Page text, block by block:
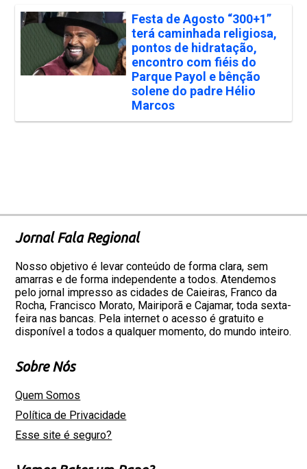
Festa de Agosto “300+1”
terá caminhada religiosa,
pontos de hidratação,
encontro com fiéis do
Parque Payol e bênção
solene do padre Hélio
Marcos
Jornal Fala Regional
Nosso objetivo é levar conteúdo de forma clara, sem
amarras e de forma independente a todos. Atendemos
pelo jornal impresso as cidades de Caieiras, Franco da
Rocha, Francisco Morato, Mairiporã e Cajamar, toda sexta-
feira nas bancas. Pela internet o acesso é gratuito e
disponível a todos a qualquer momento, do mundo inteiro.
Sobre Nós
Quem Somos
Política de Privacidade
Esse site é seguro?